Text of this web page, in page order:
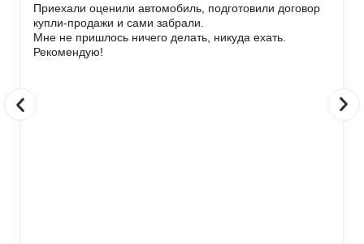
Приехали оценили автомобиль, подготовили договор
купли-продажи и сами забрали.
Мне не пришлось ничего делать, никуда ехать.
Рекомендую!